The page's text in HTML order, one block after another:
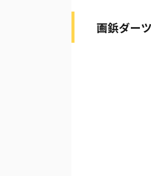
画鋲ダーツ